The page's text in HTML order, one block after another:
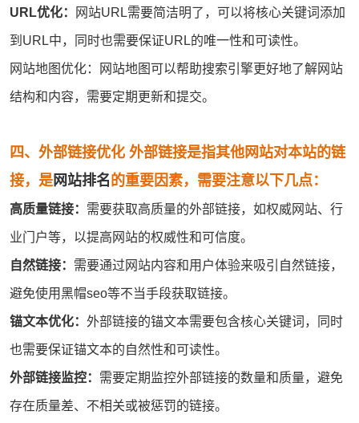
URL优化： 网站URL需要简洁明了，可以将核心关键词添加
到URL中，同时也需要保证URL的唯一性和可读性。
网站地图优化：网站地图可以帮助搜索引擎更好地了解网站
结构和内容，需要定期更新和提交。
四、外部链接优化 外部链接是指其他网站对本站的链
接，是网站排名 的重要因素，需要注意以下几点：
高质量链接： 需要获取高质量的外部链接，如权威网站、行
业门户等，以提高网站的权威性和可信度。
自然链接： 需要通过网站内容和用户体验来吸引自然链接，
避免使用黑帽seo等不当手段获取链接。
锚文本优化： 外部链接的锚文本需要包含核心关键词，同时
也需要保证锚文本的自然性和可读性。
外部链接监控： 需要定期监控外部链接的数量和质量，避免
存在质量差、不相关或被惩罚的链接。